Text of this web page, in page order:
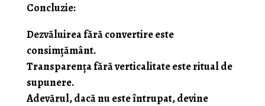
Concluzie:
Dezvăluirea fără convertire este
consimțământ.
Transparența fără verticalitate este ritual de
supunere.
Adevărul, dacă nu este întrupat, devine